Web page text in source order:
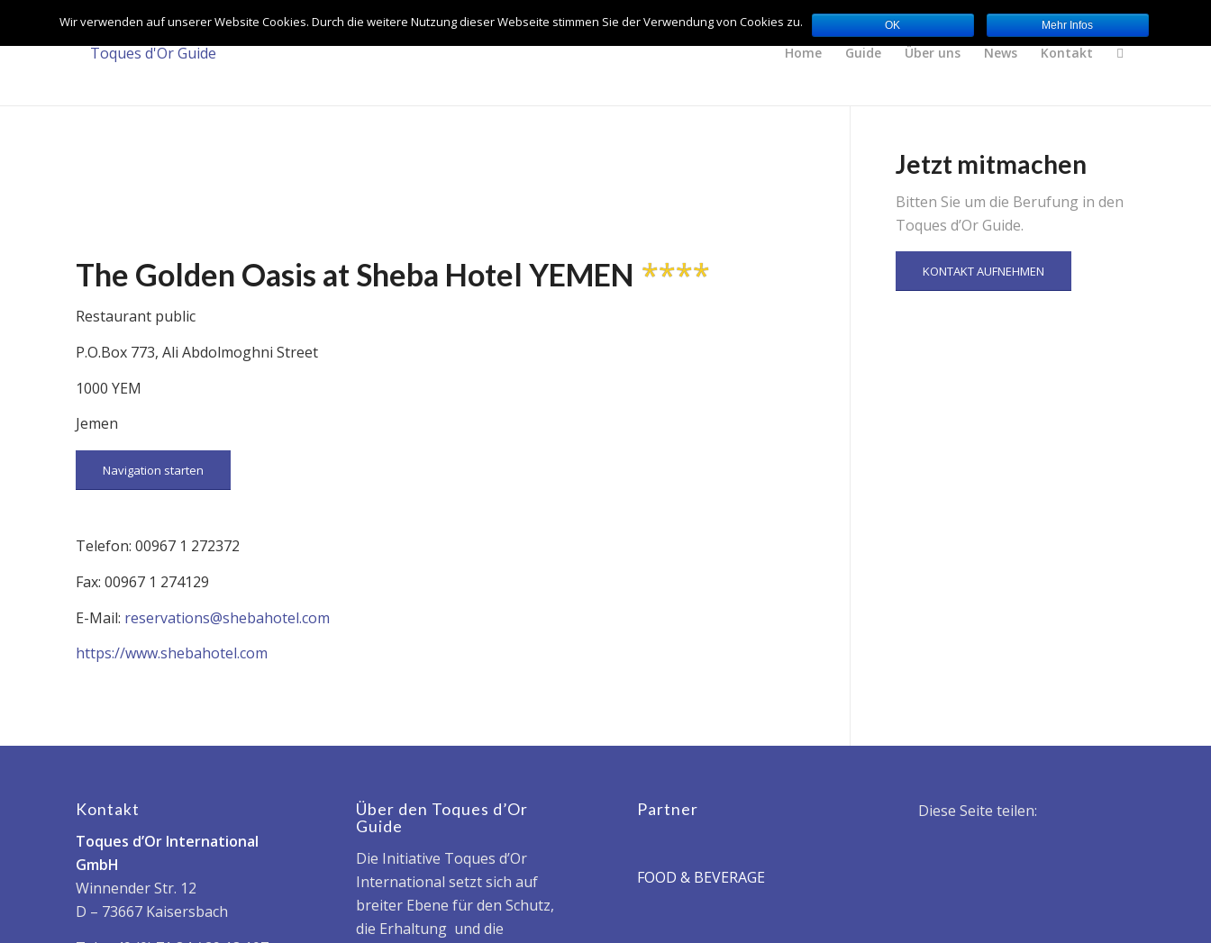
Home Guide Über uns News Kontakt
The Golden Oasis at Sheba Hotel YEMEN ****
Restaurant public
P.O.Box 773, Ali Abdolmoghni Street
1000 YEM
Jemen
Navigation starten
Telefon: 00967 1 272372
Fax: 00967 1 274129
E-Mail: reservations@shebahotel.com
https://www.shebahotel.com
Jetzt mitmachen
Bitten Sie um die Berufung in den
Toques d’Or Guide.
KONTAKT AUFNEHMEN
Kontakt
Toques d’Or International
GmbH
Winnender Str. 12
D – 73667 Kaisersbach
Über den Toques d’Or
Guide
Die Initiative Toques d’Or
International setzt sich auf
breiter Ebene für den Schutz,
die Erhaltung und die
Partner
FOOD & BEVERAGE
Diese Seite teilen:
Wir verwenden auf unserer Website Cookies. Durch die weitere Nutzung dieser Webseite stimmen Sie der Verwendung von Cookies zu. OK Mehr Infos